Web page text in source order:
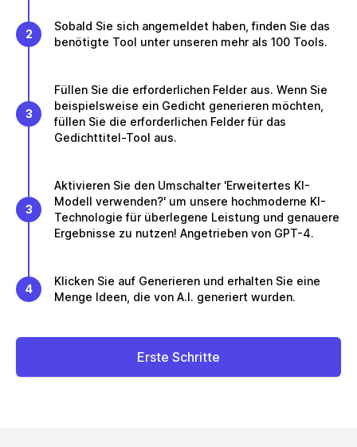
2
Sobald Sie sich angemeldet haben, finden Sie das
benötigte Tool unter unseren mehr als 100 Tools.
3
Füllen Sie die erforderlichen Felder aus. Wenn Sie
beispielsweise ein Gedicht generieren möchten,
füllen Sie die erforderlichen Felder für das
Gedichttitel-Tool aus.
3
Aktivieren Sie den Umschalter 'Erweitertes KI-
Modell verwenden?' um unsere hochmoderne KI-
Technologie für überlegene Leistung und genauere
Ergebnisse zu nutzen! Angetrieben von GPT-4.
4
Klicken Sie auf Generieren und erhalten Sie eine
Menge Ideen, die von A.I. generiert wurden.
Erste Schritte